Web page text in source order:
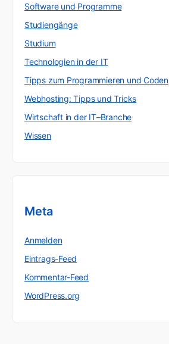
Software und Programme
Studiengänge
Studium
Technologien in der IT
Tipps zum Programmieren und Coden
Webhosting: Tipps und Tricks
Wirtschaft in der IT–Branche
Wissen
Meta
Anmelden
Eintrags-Feed
Kommentar-Feed
WordPress.org